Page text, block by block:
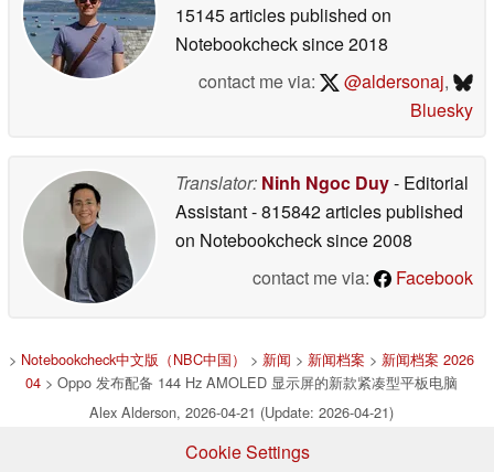
15145 articles published on
Notebookchecksince 2018
contact me via:
@aldersonaj,
Bluesky
Translator: Ninh Ngoc Duy- Editorial
Assistant- 815842 articles published
on Notebookchecksince 2008
contact me via:
Facebook
> Notebookcheck中文版（NBC中国） > 新闻 > 新闻档案 > 新闻档案 2026
04 > Oppo 发布配备 144 Hz AMOLED 显示屏的新款紧凑型平板电脑
Alex Alderson, 2026-04-21 (Update: 2026-04-21)
Cookie Settings